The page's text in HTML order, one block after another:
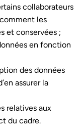
collaborateurs
les
et conservées ;
en fonction
des données
assurer la
relatives aux
du cadre.